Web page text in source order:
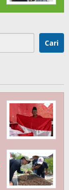
Cari